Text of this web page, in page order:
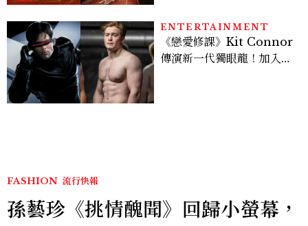
ENTERTAINMENT
《戀愛修課》Kit Connor
傳演新一代獨眼龍！加入新
FASHION 流行快報
孫藝珍《挑情醜聞》回歸小螢幕，